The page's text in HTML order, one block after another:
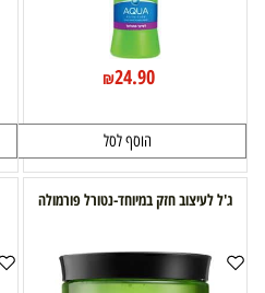
₪24.90
הוסף לסל
ג'ל לעיצוב חזק במיוחד-נטורל פורמולה